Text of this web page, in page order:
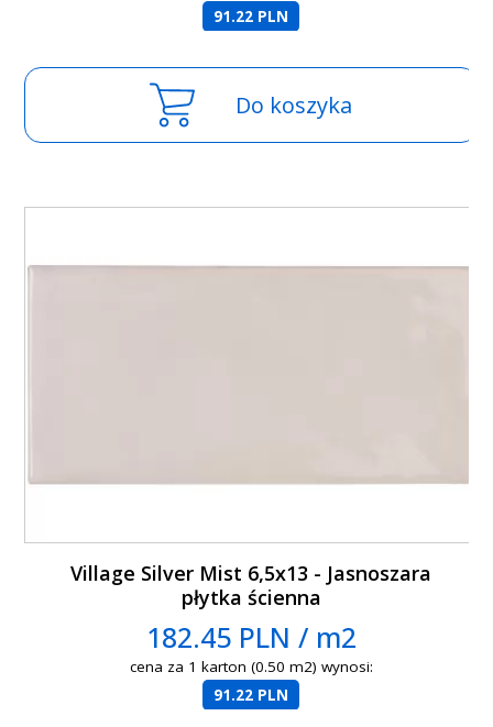
91.22 PLN
Do koszyka
Village Silver Mist 6,5x13 - Jasnoszara
płytka ścienna
182.45 PLN / m2
cena za 1 karton (0.50 m2) wynosi:
91.22 PLN